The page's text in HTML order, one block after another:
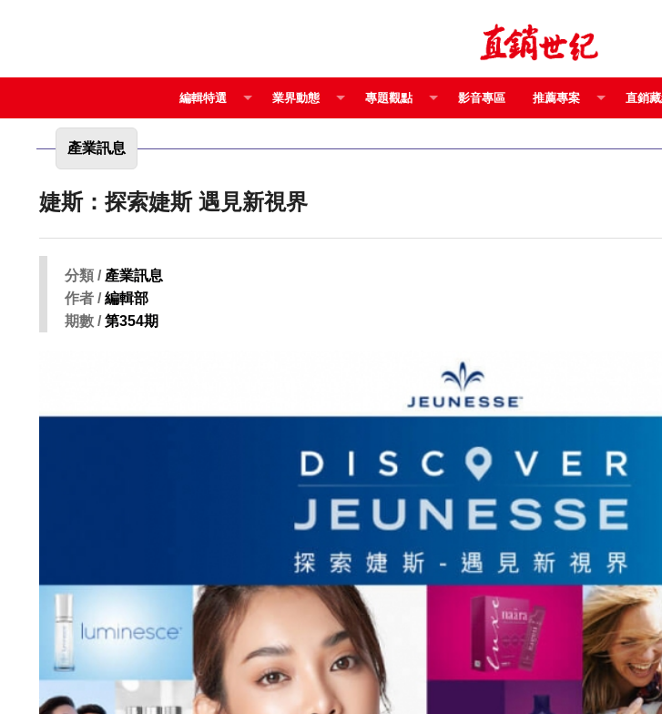
編輯特選 業界動態 專題觀點 影音專區 推薦專案 直銷
產業訊息
婕斯：探索婕斯 遇見新視界
分類 / 產業訊息
作者 /編輯部
期數 /第354期